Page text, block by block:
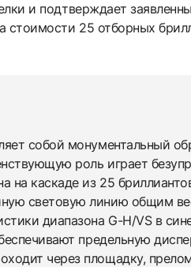
и подтверждает
стоимости 25 отборных
собой монументальный
роль играет
на каскаде из 25
световую линию общим
диапазона G-H/VS в
предельную
через площадку,
Оставьте ваши
вами
вами